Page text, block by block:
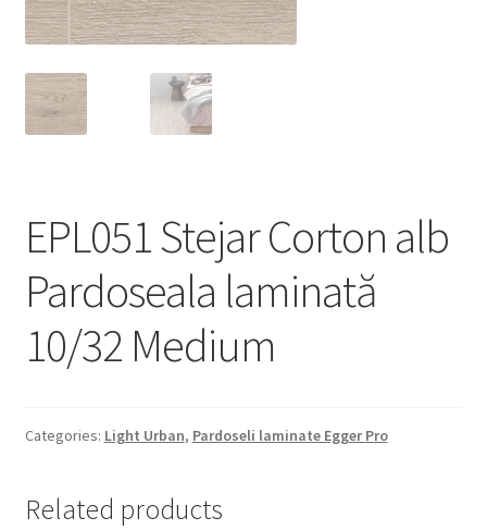
Informatii
Politică de confidențialitate
Termeni si conditii
Magazin
Plată
EPL051 Stejar Corton alb
Pardoseala laminată
10/32 Medium
Categories: Light Urban, Pardoseli laminate Egger Pro
Related products